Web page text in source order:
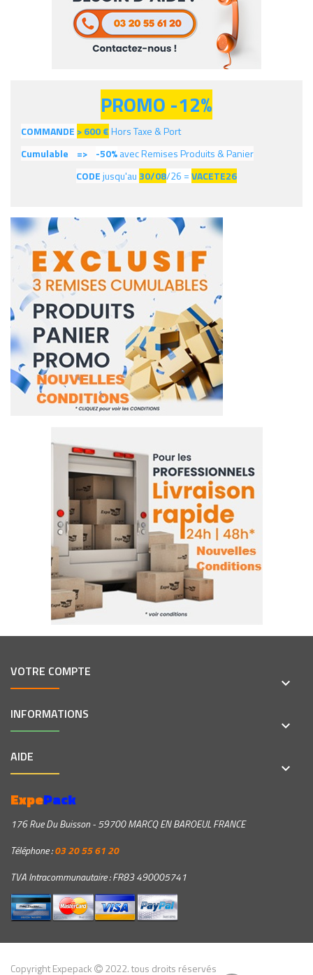
PROMO -12%
COMMANDE > 600€Hors Taxe & Port
Cumulable => -50%avec Remises Produits & Panier
CODEjusqu'au 30/08/26 =VACETE26
VOTRE COMPTE
keyboard_arrow_down
INFORMATIONS
keyboard_arrow_down
AIDE
keyboard_arrow_down
ExpePack
176 Rue Du Buisson - 59700 MARCQ EN BAROEUL FRANCE
Téléphone :03 20 55 61 20
TVA Intracommunautaire : FR83 490005741
Copyright Expepack 2022. tous droits réservés